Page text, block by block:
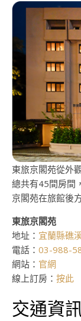
東旅京閣苑從外
總共有45間房間
京閣苑在旅館後
東旅京閣苑
地址： 宜蘭縣礁
電話： 03-988-
網站： 官網
線上訂房： 按此
交通資